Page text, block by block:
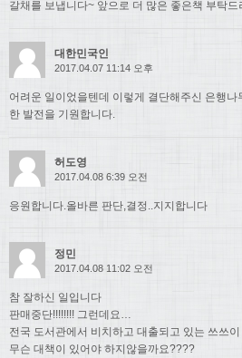
갈채를 보냅니다~ 앞으로 더 많은 좋은책 부탁드
대한민국인
2017.04.07 11:14 오후
어려운 일이었을텐데 이렇게 결단해주신 은행
한 발전을 기원합니다.
허도영
2017.04.08 6:39 오전
응원합니다.올바른 판단,결정..지지합니다
정민
2017.04.08 11:02 오전
참 잘하신 일입니다
판매중단!!!!!!!! 그런데요…
전국 도서관에서 비치하고 대출되고 있는 쓰쓰
무슨 대책이 있어야 하지않을까요????